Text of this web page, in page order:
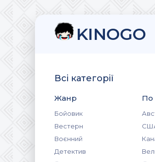
KINOGO
Всі категорії
Жанр
Бойовик
Вестерн
Воєнний
Детектив
По